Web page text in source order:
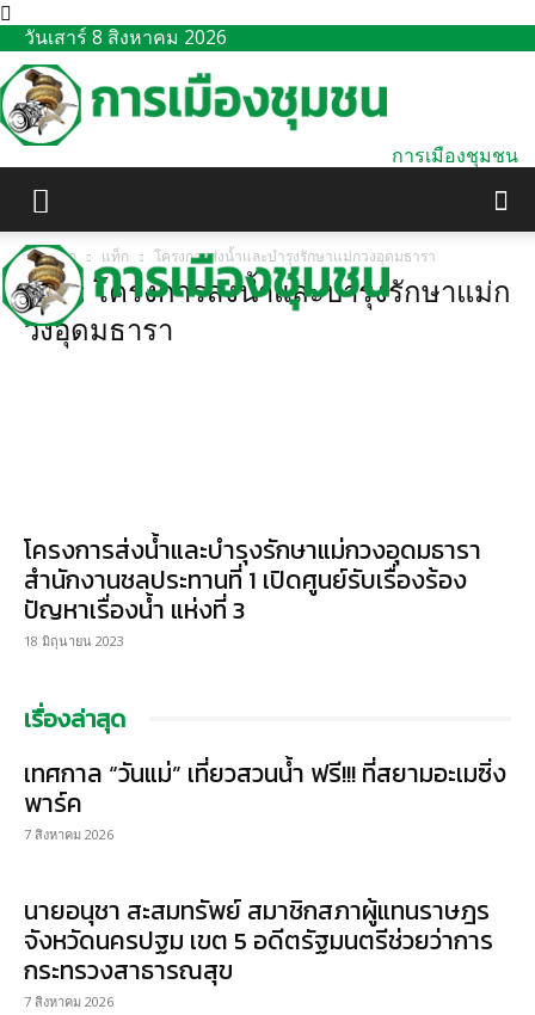
วันเสาร์ 8 สิงหาคม 2026
การเมืองชุมชน
หน้าแรก แท็ก โครงการส่งน้ำและบำรุงรักษาแม่กวงอุดมธารา
แท็ก: โครงการส่งน้ำและบำรุงรักษาแม่ก
วงอุดมธารา
โครงการส่งน้ำและบำรุงรักษาแม่กวงอุดมธารา
สำนักงานชลประทานที่ 1 เปิดศูนย์รับเรื่องร้อง
ปัญหาเรื่องน้ำ แห่งที่ 3
18 มิถุนายน 2023
เรื่องล่าสุด
เทศกาล “วันแม่” เที่ยวสวนน้ำ ฟรี!!! ที่สยามอะเมซิ่ง
พาร์ค
7 สิงหาคม 2026
นายอนุชา สะสมทรัพย์ สมาชิกสภาผู้แทนราษฎร
จังหวัดนครปฐม เขต 5 อดีตรัฐมนตรีช่วยว่าการ
กระทรวงสาธารณสุข
7 สิงหาคม 2026